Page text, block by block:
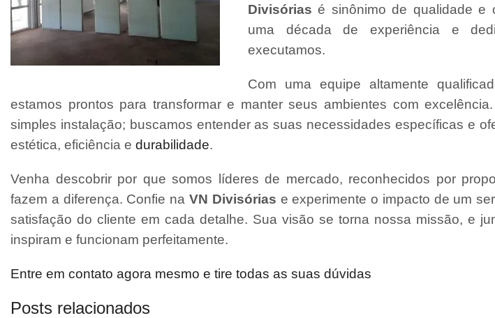
Divisórias é sinônimo de qualidade e
uma década de experiência e
executamos.
Com uma equipe altamente
estamos prontos para transformar e manter seus ambientes com
simples instalação; buscamos entender as suas necessidades específicas e
estética, eficiência e durabilidade.
Venha descobrir por que somos líderes de mercado, reconhecidos por
fazem a diferença. Confie na VN Divisórias e experimente o impacto de um
satisfação do cliente em cada detalhe. Sua visão se torna nossa missão, e
inspiram e funcionam perfeitamente.
Entre em contato agora mesmo e tire todas as suas dúvidas
Posts relacionados